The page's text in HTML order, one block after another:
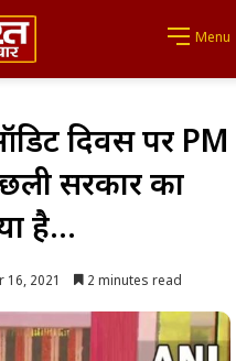
Menu
दिवस पर PM
सरकार का
है…
16, 2021 2 minutes read